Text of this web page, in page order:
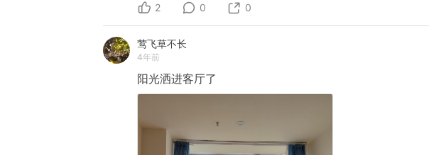
2 0 0
莺飞草不长
4年前
阳光洒进客厅了